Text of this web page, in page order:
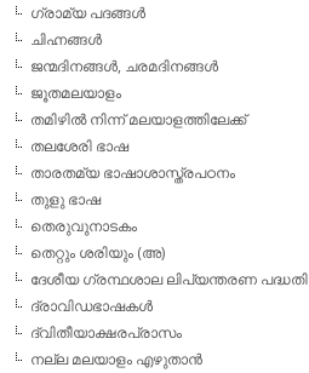
ഗ്രാമ്യ പദങ്ങള്‍
ചിഹ്നങ്ങള്‍
ജന്മദിനങ്ങള്‍, ചരമദിനങ്ങള്‍
ജൂതമലയാളം
തമിഴില്‍ നിന്ന് മലയാളത്തിലേക്ക്
തലശേരി ഭാഷ
താരതമ്യ ഭാഷാശാസ്ത്രപഠനം
തുളു ഭാഷ
തെരുവുനാടകം
തെറ്റും ശരിയും (അ)
ദേശീയ ഗ്രന്ഥശാല ലിപ്യന്തരണ പദ്ധതി
ദ്രാവിഡഭാഷകള്‍
ദ്വിതീയാക്ഷരപ്രാസം
നല്ല മലയാളം എഴുതാന്‍